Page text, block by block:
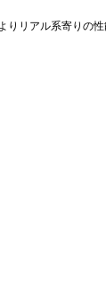
リアル系寄りの